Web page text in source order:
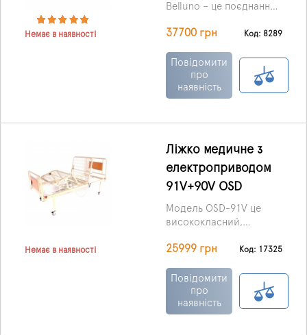
Немає в наявності
Belluno – це поєднання
експлуатації, а також
співвідношення ціни та
якості.
37700 грн Код: 8289
Повідомити
про
наявність
Немає в наявності
Ліжко медичне з
електроприводом
91V+90V OSD
Модель OSD-91V це
висококласний,
надійний та
електроприводом.
Конструкція має чотири
секції, завдяки яким
25999 грн Код: 17325
Повідомити
про
наявність